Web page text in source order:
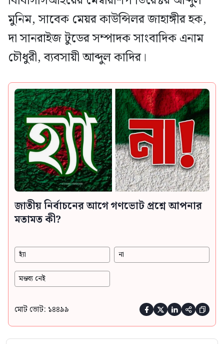
মুনিম, সাবেক মেয়র কাউন্সিলর জাহাঙ্গীর হক,
দা সানরাইজ টুডের সম্পাদক সাংবাদিক এনাম
চৌধুরী, ব্যবসায়ী আব্দুল কাদির।
জাতীয় নির্বাচনের আগে গণভোট প্রশ্নে আপনার
মতামত কী?
হ্যাঁ না
মন্তব্য নেই
মোট ভোট: ১৪৪৯৯     